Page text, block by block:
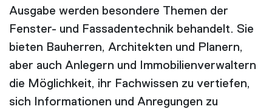
Ausgabe werden besondere Themen der
Fenster- und Fassadentechnik behandelt. Sie
bieten Bauherren, Architekten und Planern,
aber auch Anlegern und Immobilienverwaltern
die Möglichkeit, ihr Fachwissen zu vertiefen,
sich Informationen und Anregungen zu